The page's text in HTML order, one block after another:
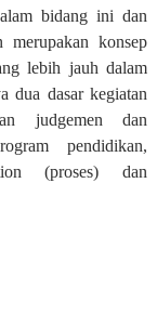
bidang ini dan
merupakan konsep
lebih jauh dalam
dua dasar kegiatan
judgemen dan
pendidikan,
(proses) dan